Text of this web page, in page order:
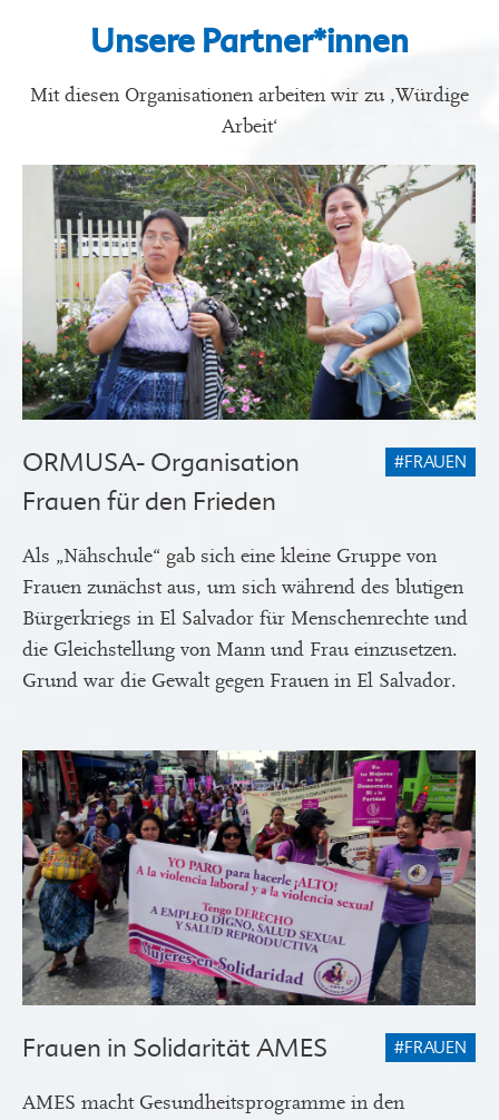
Unsere Partner*innen
Mit diesen Organisationen arbeiten wir zu ‚Würdige
Arbeit‘
#FRAUEN
ORMUSA- Organisation
Frauen für den Frieden
Als „Nähschule“ gab sich eine kleine Gruppe von
Frauen zunächst aus, um sich während des blutigen
Bürgerkriegs in El Salvador für Menschenrechte und
die Gleichstellung von Mann und Frau einzusetzen.
Grund war die Gewalt gegen Frauen in El Salvador.
#FRAUEN
Frauen in Solidarität AMES
AMES macht Gesundheitsprogramme in den